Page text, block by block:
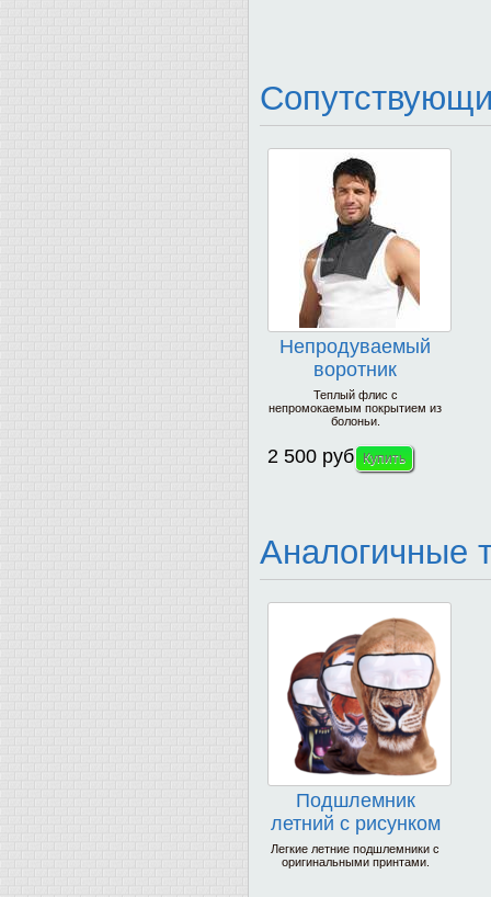
Непродуваемый
воротник
PROBIKER
Теплый флис с
непромокаемым покрытием из
болоньи.
2 500 руб
Аналогичные
Подшлемник
летний с рисунком
Легкие летние подшлемники с
оригинальными принтами.